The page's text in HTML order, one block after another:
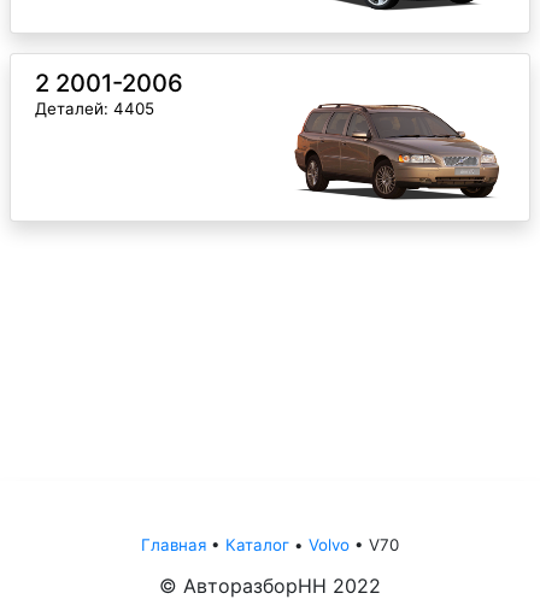
2 2001-2006
Деталей: 4405
Главная • Каталог • Volvo • V70
© АвторазборНН 2022